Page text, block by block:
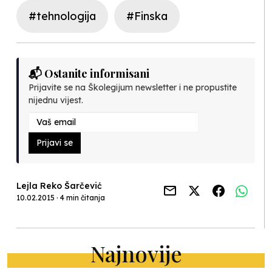
#tehnologija #Finska
📬 Ostanite informisani
Prijavite se na Školegijum newsletter i ne propustite
nijednu vijest.
Prijavi se
Lejla Reko Šarčević
10.02.2015 · 4 min čitanja
Najnovije